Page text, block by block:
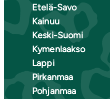
Etelä-Savo
Kainuu
Keski-Suomi
Kymenlaakso
Lappi
Pirkanmaa
Pohjanmaa